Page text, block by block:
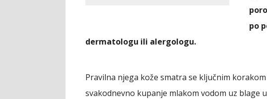
po
dermatologu ili alergologu.
Pravilna njega kože smatra se ključnim
svakodnevno kupanje mlakom vodom uz blage